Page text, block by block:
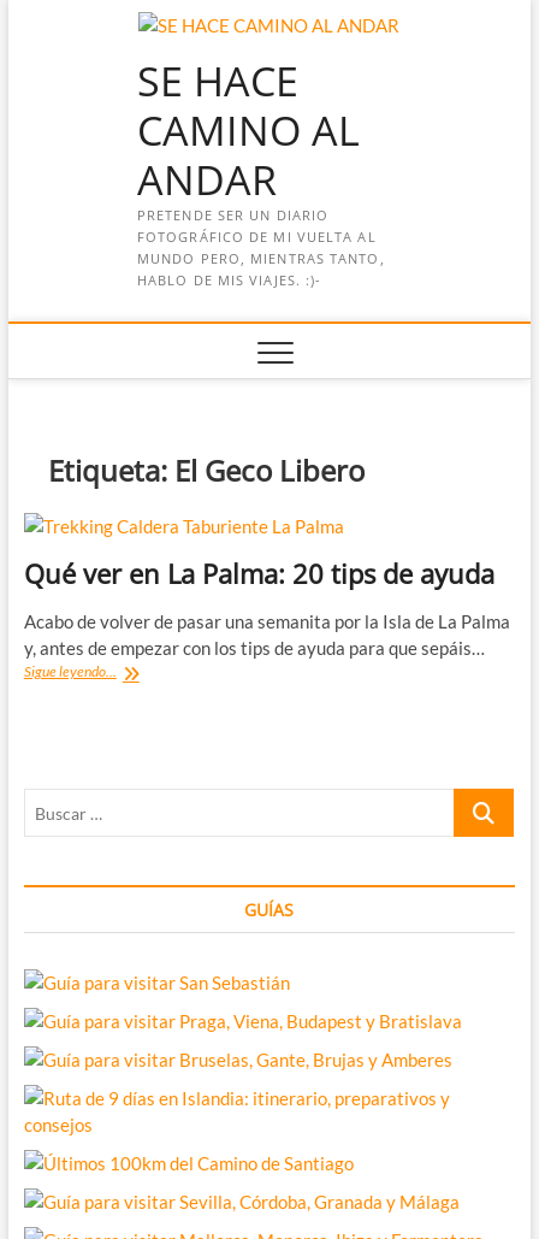
SE HACE
CAMINO AL
ANDAR
PRETENDE SER UN DIARIO
FOTOGRÁFICO DE MI VUELTA AL
MUNDO PERO, MIENTRAS TANTO,
HABLO DE MIS VIAJES. :)-
Etiqueta: El Geco Libero
Qué ver en La Palma: 20 tips de ayuda
Acabo de volver de pasar una semanita por la Isla de La Palma
y, antes de empezar con los tips de ayuda para que sepáis…
Sigue leyendo... Qué
Buscar
GUÍAS